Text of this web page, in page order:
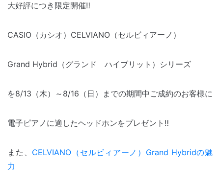
大好評につき限定開催‼
CASIO（カシオ）CELVIANO（セルビィアーノ）
Grand Hybrid（グランド ハイブリット）シリーズ
を8/13（木）～8/16（日）までの期間中ご成約のお客様に
電子ピアノに適したヘッドホンをプレゼント‼
また、 CELVIANO（セルビィアーノ）Grand Hybridの魅
力